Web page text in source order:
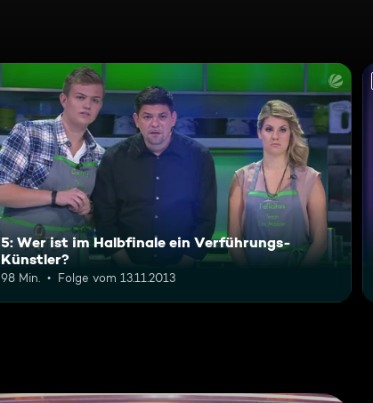
5: Wer ist im Halbfinale ein Verführungs-
Künstler?
98 Min. Folge vom 13.11.2013